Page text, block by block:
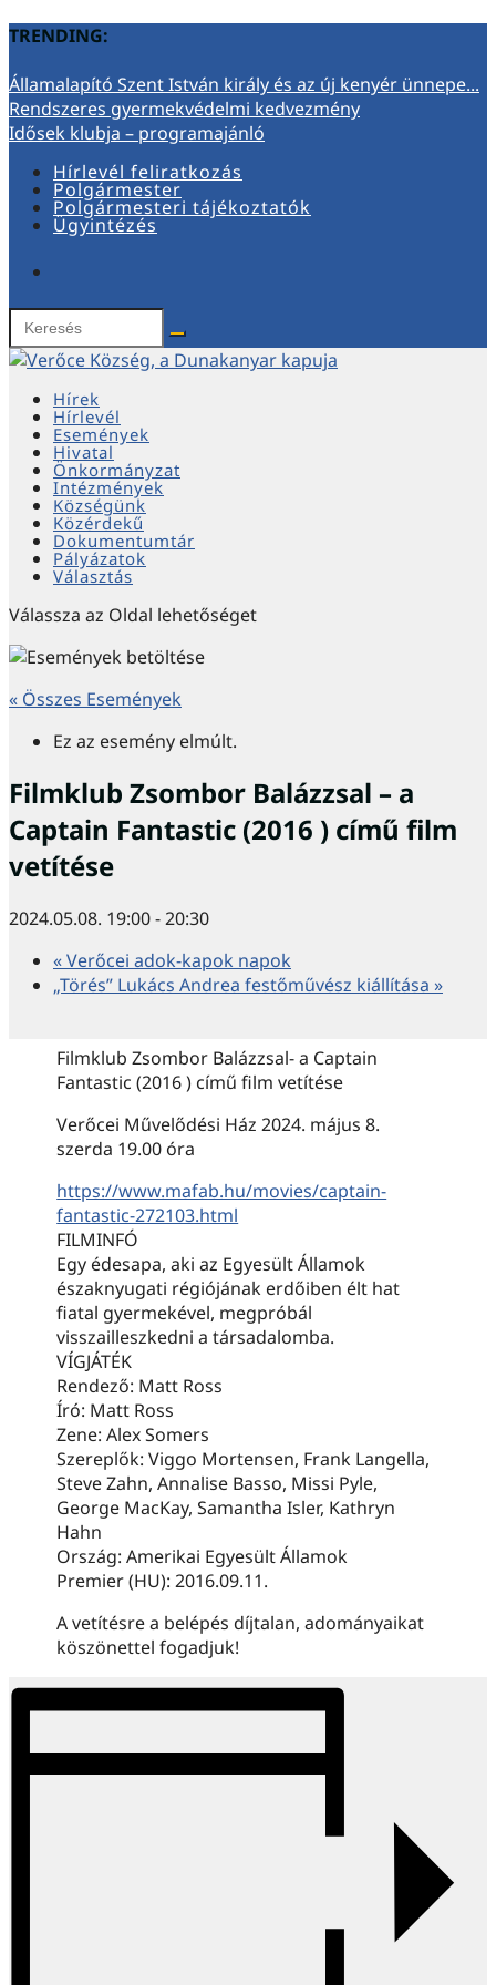
TRENDING:
Államalapító Szent István király és az új kenyér ünnepe...
Rendszeres gyermekvédelmi kedvezmény
Idősek klubja – programajánló
Hírlevél feliratkozás
Polgármester
Polgármesteri tájékoztatók
Ügyintézés
Hírek
Hírlevél
Események
Hivatal
Önkormányzat
Intézmények
Községünk
Közérdekű
Dokumentumtár
Pályázatok
Választás
Válassza az Oldal lehetőséget
« Összes Események
Ez az esemény elmúlt.
Filmklub Zsombor Balázzsal – a
Captain Fantastic (2016 ) című film
vetítése
2024.05.08. 19:00-20:30
«Verőcei adok-kapok napok
„Törés” Lukács Andrea festőművész kiállítása »
Filmklub Zsombor Balázzsal- a Captain
Fantastic (2016 ) című film vetítése
Verőcei Művelődési Ház 2024. május 8.
szerda 19.00 óra
https://www.mafab.hu/movies/captain-
fantastic-272103.html
FILMINFÓ
Egy édesapa, aki az Egyesült Államok
északnyugati régiójának erdőiben élt hat
fiatal gyermekével, megpróbál
visszailleszkedni a társadalomba.
VÍGJÁTÉK
Rendező: Matt Ross
Író: Matt Ross
Zene: Alex Somers
Szereplők: Viggo Mortensen, Frank Langella,
Steve Zahn, Annalise Basso, Missi Pyle,
George MacKay, Samantha Isler, Kathryn
Hahn
Ország: Amerikai Egyesült Államok
Premier (HU): 2016.09.11.
A vetítésre a belépés díjtalan, adományaikat
köszönettel fogadjuk!